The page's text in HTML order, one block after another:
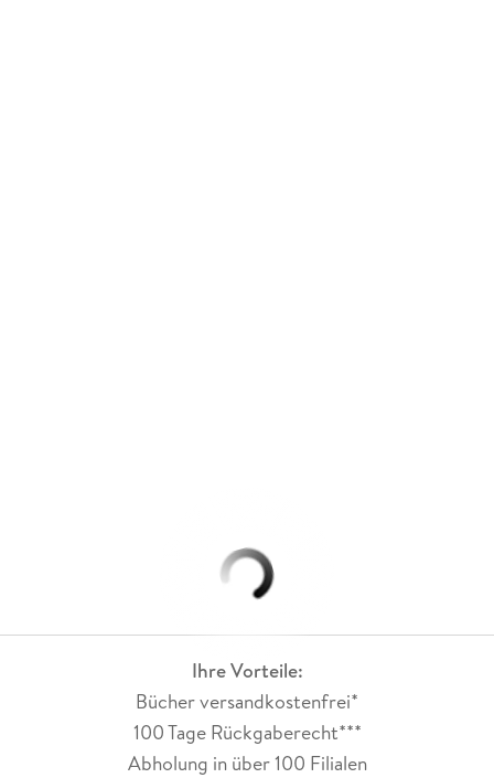
Ihre Vorteile:
Bücher versandkostenfrei*
100 Tage Rückgaberecht***
Abholung in über 100 Filialen